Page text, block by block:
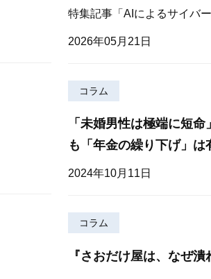
特集記事「AIによるサイバ
2026年05月21日
コラム
「未婚男性は極端に短
も「年金の繰り下げ」は
2024年10月11日
コラム
『さおだけ屋は、なぜ